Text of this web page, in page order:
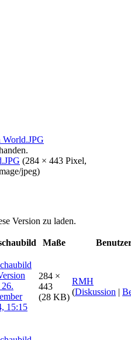
(284 × 443 Pixel,
jpeg)
Version zu laden.
Maße
284 ×
443
(28 KB)
RMH
(Diskussion |